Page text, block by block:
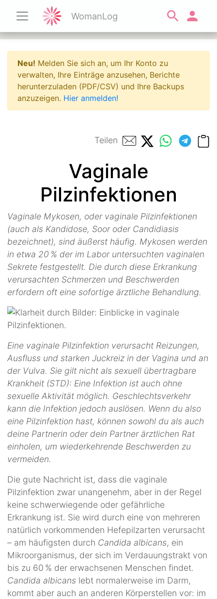
WomanLog
Neu! Melden Sie sich an, um Ihr Konto zu
verwalten, Ihre Einträge anzusehen, Berichte
herunterzuladen (PDF/CSV) und Ihre Backups
anzuzeigen. Hier anmelden!
Teilen
Vaginale
Pilzinfektionen
Vaginale Mykosen, oder vaginale Pilzinfektionen
(auch als Kandidose, Soor oder Candidiasis
bezeichnet), sind äußerst häufig. Mykosen werden
in etwa 20 % der im Labor untersuchten vaginalen
Sekrete festgestellt. Die durch diese Erkrankung
verursachten Schmerzen und Beschwerden
erfordern oft eine sofortige ärztliche Behandlung.
Eine vaginale Pilzinfektion verursacht Reizungen,
Ausfluss und starken Juckreiz in der Vagina und an
der Vulva. Sie gilt nicht als sexuell übertragbare
Krankheit (STD): Eine Infektion ist auch ohne
sexuelle Aktivität möglich. Geschlechtsverkehr
kann die Infektion jedoch auslösen. Wenn du also
eine Pilzinfektion hast, können sowohl du als auch
deine Partnerin oder dein Partner ärztlichen Rat
einholen, um wiederkehrende Beschwerden zu
vermeiden.
Die gute Nachricht ist, dass die vaginale
Pilzinfektion zwar unangenehm, aber in der Regel
keine schwerwiegende oder gefährliche
Erkrankung ist. Sie wird durch eine von mehreren
natürlich vorkommenden Hefepilzarten verursacht
– am häufigsten durch Candida albicans, ein
Mikroorganismus, der sich im Verdauungstrakt von
bis zu 60 % der erwachsenen Menschen findet.
Candida albicans lebt normalerweise im Darm,
kommt aber auch an anderen Körperstellen vor: im